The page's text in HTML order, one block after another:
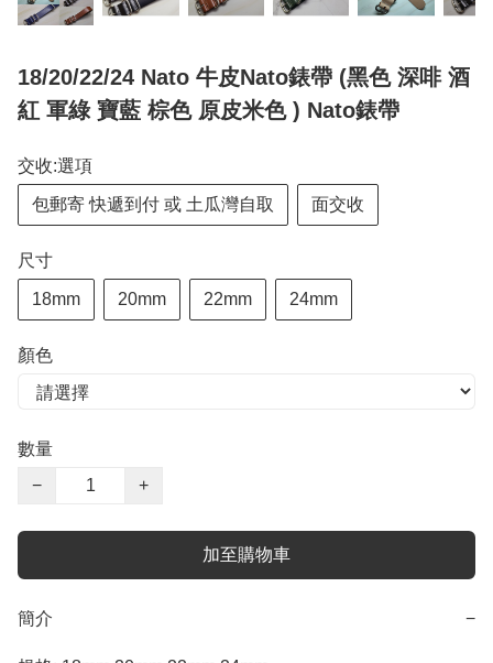
18/20/22/24 Nato 牛皮Nato錶帶 (黑色 深啡 酒
紅 軍綠 寶藍 棕色 原皮米色 ) Nato錶帶
交收:選項
包郵寄 快遞到付 或 土瓜灣自取 面交收
尺寸
18mm 20mm 22mm 24mm
顏色
數量
−
+
加至購物車
簡介 −